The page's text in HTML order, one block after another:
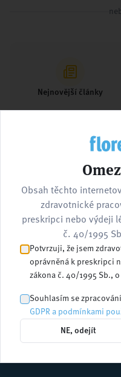
Nejnovější články
Přihlaste se k
Obsah těchto
zdravotnické
preskripci nebo výdeji
č. 40/1995
Potvrzuji, že jsem
oprávněná k preskripci
zákona č. 40/1995 Sb.,
Souhlasím se
GDPR a podmínkami
NE, odejít